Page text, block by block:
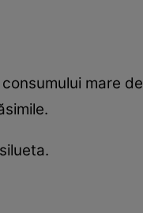
mare de